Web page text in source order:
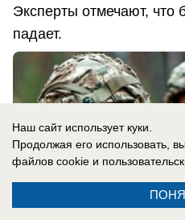
Эксперты отмечают, что
падает.
Наш сайт использует куки.
Продолжая его использовать,
файлов cookie и